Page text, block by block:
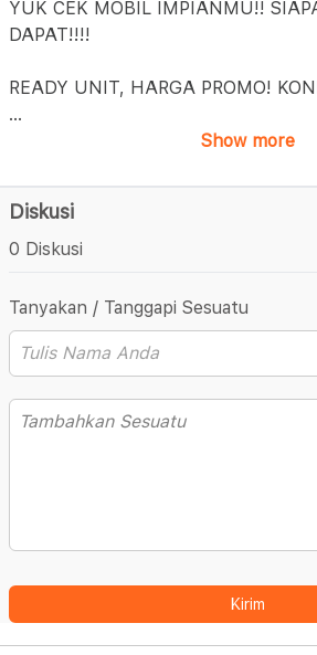
YUK CEK MOBIL IMPIANMU!!
DAPAT!!!!
READY UNIT, HARGA PROMO!
...
Show more
Diskusi
0 Diskusi
Tanyakan / Tanggapi Sesuatu
Kirim